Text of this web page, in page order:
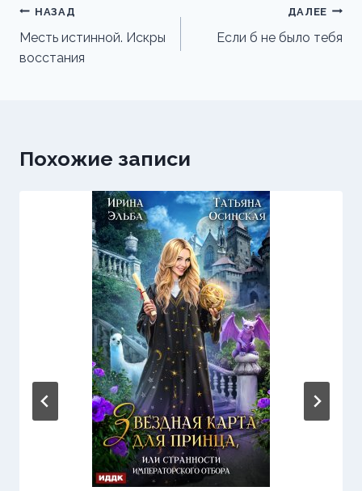
Навигация
по
записям
НАЗАД
Месть истинной. Искры
восстания
ДАЛЕЕ
Если б не было тебя
Похожие записи